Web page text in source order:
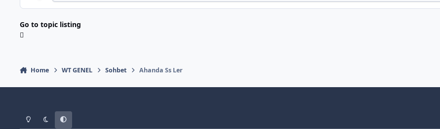
Go to topic listing
Home WT GENEL Sohbet Ahanda Ss Ler
Light ModeDark ModeSystem Preference